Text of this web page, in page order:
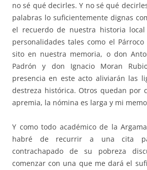
no sé qué decirles. Y no sé qué
palabras lo suficientemente dignas
el recuerdo de nuestra historia
personalidades tales como el Párroco
sito en nuestra memoria, o don
Padrón y don Ignacio Moran
presencia en este acto aliviarán las
destreza histórica. Otros quedan por
apremia, la nómina es larga y mi
Y como todo académico de la
habré de recurrir a una cita
contrachapado de su pobreza
comenzar con una que me dará el